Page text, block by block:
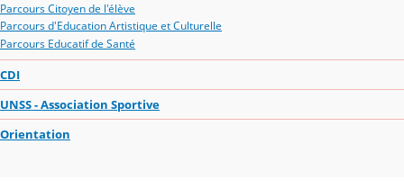
Parcours Citoyen de l'élève
Parcours d'Education Artistique et Culturelle
Parcours Educatif de Santé
CDI
UNSS - Association Sportive
Orientation